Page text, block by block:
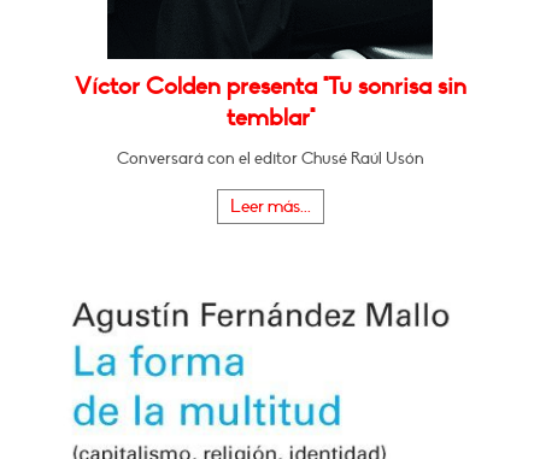
Víctor Colden presenta "Tu sonrisa sin
temblar"
Conversará con el editor Chusé Raúl Usón
Leer más...